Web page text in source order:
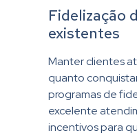
Fidelização
existentes
Manter clientes
quanto
programas de
excelente
incentivos para